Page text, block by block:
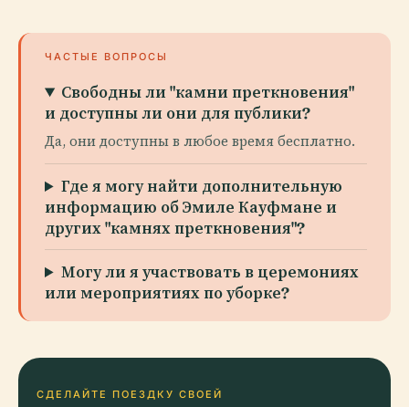
ЧАСТЫЕ ВОПРОСЫ
Свободны ли "камни преткновения"
и доступны ли они для публики?
Да, они доступны в любое время бесплатно.
Где я могу найти дополнительную
информацию об Эмиле Кауфмане и
других "камнях преткновения"?
Могу ли я участвовать в церемониях
или мероприятиях по уборке?
СДЕЛАЙТЕ ПОЕЗДКУ СВОЕЙ